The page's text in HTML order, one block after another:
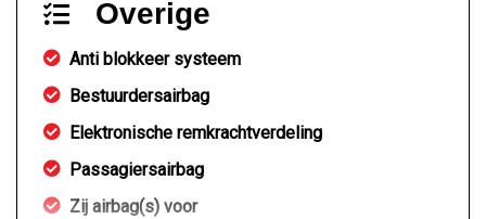
Overige
Anti blokkeer systeem
Bestuurdersairbag
Elektronische remkrachtverdeling
Passagiersairbag
Zij airbag(s) voor